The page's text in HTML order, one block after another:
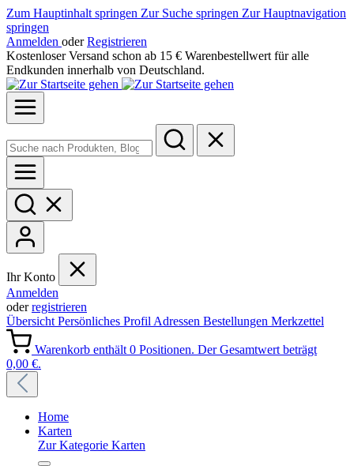
Zum Hauptinhalt springen Zur Suche springen Zur Hauptnavigation
springen
Anmelden oder Registrieren
Kostenloser Versand schon ab 15 € Warenbestellwert für alle
Endkunden innerhalb von Deutschland.
Ihr Konto
Anmelden
oderregistrieren
Übersicht Persönliches Profil Adressen Bestellungen Merkzettel
Warenkorb enthält 0 Positionen. Der Gesamtwert beträgt
0,00 €.
Home
Karten
Zur Kategorie Karten